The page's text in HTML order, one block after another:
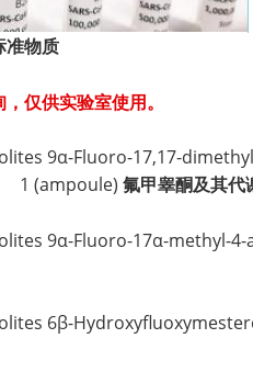
准物质
仅供实验室使用。
9α-Fluoro-17,17-
(ampoule) 氟甲睾酮及其代
9α-Fluoro-17α-methyl-
6β-